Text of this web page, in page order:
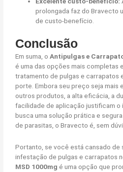
prolongada faz do Bravecto
de custo-benefício.
Conclusão
Em suma, oAntipulgas e
é uma das opções mais completas
tratamento de pulgas e carrapatos
porte. Embora seu preço seja mais
outros produtos, a alta eficácia, a
facilidade de aplicação justificam o
busca uma solução prática e
de parasitas, o Bravecto é, sem
Portanto, se você está cansado de
infestação de pulgas e carrapatos
MSD 1000mg é uma opção que